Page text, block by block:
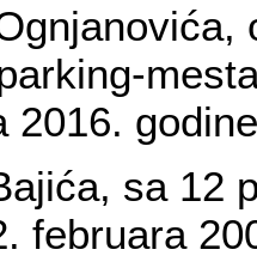
2016.
sa 12
februara